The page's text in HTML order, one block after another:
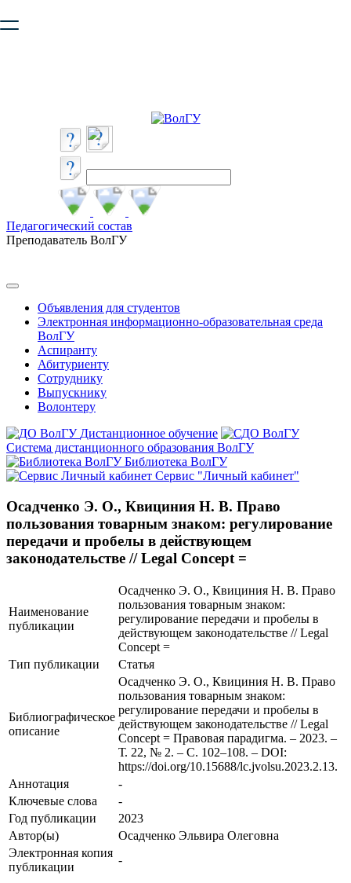
безопасную работу с сайтом. Пожалуйста
Педагогический состав
Преподаватель ВолГУ
Объявления для студентов
Электронная информационно-образовательная среда
ВолГУ
Аспиранту
Абитуриенту
Сотруднику
Выпускнику
Волонтеру
Дистанционное обучение
Система дистанционного образования ВолГУ
Библиотека ВолГУ
Сервис "Личный кабинет"
Осадченко Э. О., Квициния Н. В. Право
пользования товарным знаком: регулирование
передачи и пробелы в действующем
законодательстве // Legal Concept =
Наименование
публикации
Осадченко Э. О., Квициния Н. В. Право
пользования товарным знаком:
регулирование передачи и пробелы в
действующем законодательстве // Legal
Concept =
Тип публикации
Статья
Библиографическое
описание
Осадченко Э. О., Квициния Н. В. Право
пользования товарным знаком:
регулирование передачи и пробелы в
действующем законодательстве // Legal
Concept = Правовая парадигма. – 2023. –
Т. 22, № 2. – С. 102–108. – DOI:
https://doi.org/10.15688/lc.jvolsu.2023.2.13.
Аннотация
-
Ключевые cлова
-
Год публикации
2023
Автор(ы)
Осадченко Эльвира Олеговна
Электронная копия
публикации
-